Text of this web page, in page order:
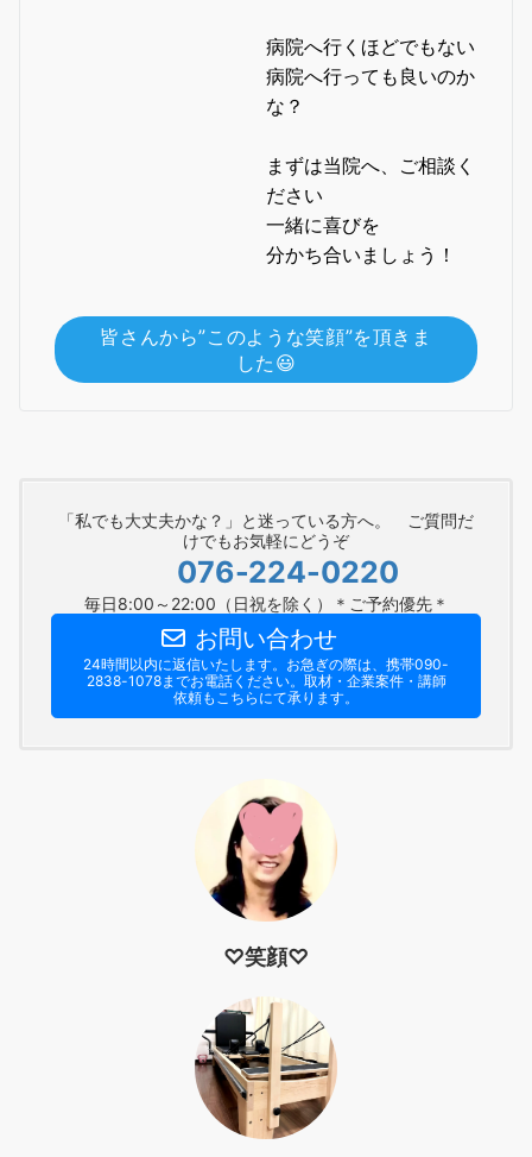
病院へ行くほどでもない
病院へ行っても良いのか
な？
まずは当院へ、ご相談く
ださい
一緒に喜びを
分かち合いましょう！
皆さんから”このような笑顔”を頂きま
した😃
「私でも大丈夫かな？」と迷っている方へ。 ご質問だ
けでもお気軽にどうぞ
076-224-0220
毎日8:00～22:00（日祝を除く）＊ご予約優先＊
お問い合わせ
24時間以内に返信いたします。お急ぎの際は、携帯090-
2838-1078までお電話ください。​取材・企業案件・講師
依頼もこちらにて承ります。
♡笑顔♡